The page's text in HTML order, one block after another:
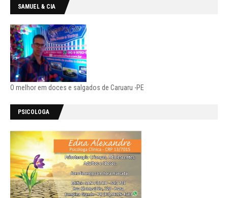
SAMUEL & CIA
O melhor em doces e salgados de Caruaru -PE
PSICOLOGA